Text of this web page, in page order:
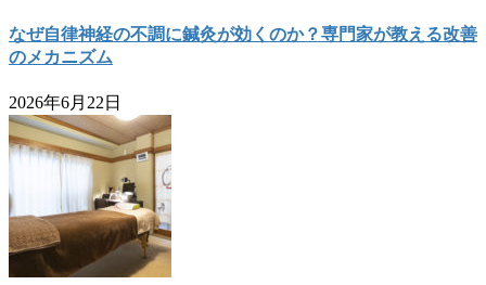
なぜ自律神経の不調に鍼灸が効くのか？専門家が教える改善
のメカニズム
2026年6月22日